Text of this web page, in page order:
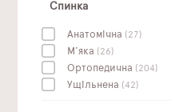
Спинка
Анатомічна (27)
М'яка (26)
Ортопедична (204)
Ущільнена (42)